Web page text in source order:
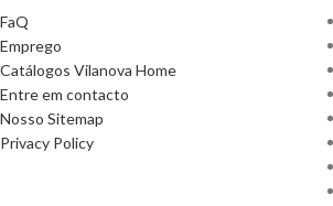
FaQ
Emprego
Catálogos Vilanova Home
Entre em contacto
Nosso Sitemap
Privacy Policy